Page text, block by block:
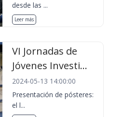
desde las ...
Leer más
VI Jornadas de
Jóvenes Investi...
2024-05-13 14:00:00
Presentación de pósteres:
el l...